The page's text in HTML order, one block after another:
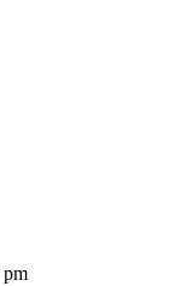
pm